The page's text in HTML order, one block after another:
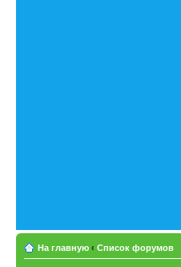
На главную ‹ Список форумов